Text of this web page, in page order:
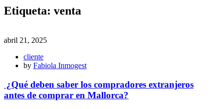
Etiqueta: venta
abril 21, 2025
cliente
by Fabiola Inmogest
¿Qué deben saber los compradores extranjeros
antes de comprar en Mallorca?